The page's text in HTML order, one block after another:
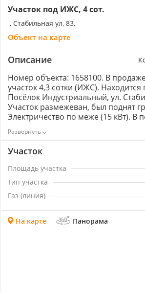
Участок под ИЖС, 4 сот.
, Стабильная ул, 83,
Объект на карте
Описание
Номер объекта: 1658100. В
участок 4,3 сотки (ИЖС). Находится
Посёлок Индустриальный, ул.
Участок размежеван, был поднят
Электричество по меже (15 кВт). В
OZON, Wildberries, автобусная
рядом - Никольская церковь. Улица
350 метрах от нашего участка)
что видно на фото. В скором
заасфальтирована. Документы - в
можем продать соседние
Участок
Площадь участка
Тип участка
Газ (линия)
На карте Панорама